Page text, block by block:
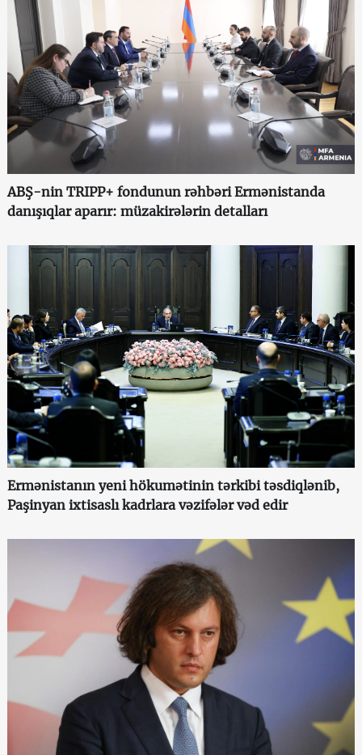
ABŞ-nin TRIPP+ fondunun rəhbəri Ermənistanda
danışıqlar aparır: müzakirələrin detalları
Ermənistanın yeni hökumətinin tərkibi təsdiqlənib,
Paşinyan ixtisaslı kadrlara vəzifələr vəd edir